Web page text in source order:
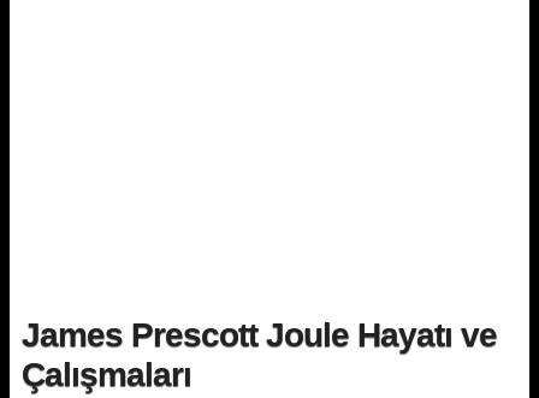
James Prescott Joule Hayatı ve
Çalışmaları